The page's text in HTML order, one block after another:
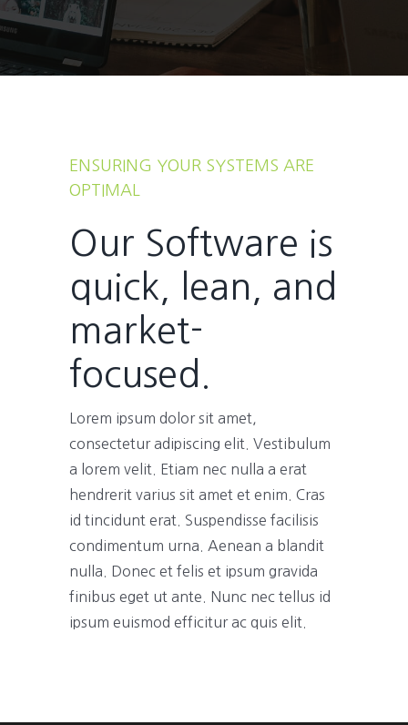
ENSURING YOUR SYSTEMS ARE
OPTIMAL
Our Software is
quick, lean, and
market-
focused.
Lorem ipsum dolor sit amet,
consectetur adipiscing elit. Vestibulum
a lorem velit. Etiam nec nulla a erat
hendrerit varius sit amet et enim. Cras
id tincidunt erat. Suspendisse facilisis
condimentum urna. Aenean a blandit
nulla. Donec et felis et ipsum gravida
finibus eget ut ante. Nunc nec tellus id
ipsum euismod efficitur ac quis elit.